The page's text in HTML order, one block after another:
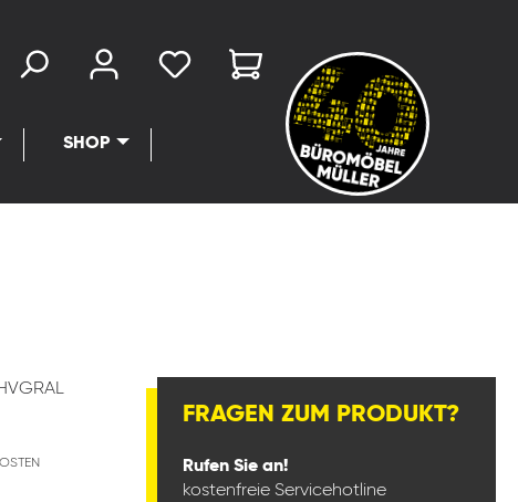
SHOP
FRAGEN ZUM PRODUKT?
Rufen Sie an!
kostenfreie Servicehotline